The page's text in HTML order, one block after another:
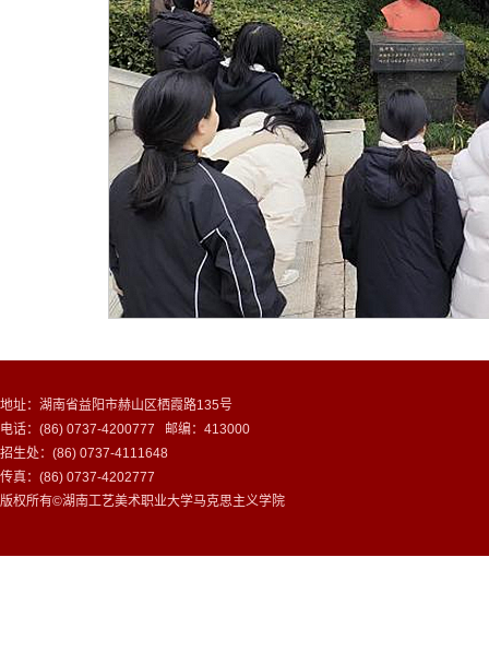
地址：湖南省益阳市赫山区栖霞路135号
电话：(86) 0737-4200777 邮编：413000
招生处：(86) 0737-4111648
传真：(86) 0737-4202777
版权所有©湖南工艺美术职业大学马克思主义学院